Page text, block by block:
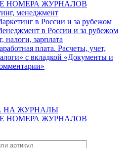
НОМЕРА ЖУРНАЛОВ
менеджмент
в России и за рубежом
в России и за рубежом
налоги, зарплата
плата. Расчеты, учет,
с вкладкой «Документы и
НА ЖУРНАЛЫ
НОМЕРА ЖУРНАЛОВ